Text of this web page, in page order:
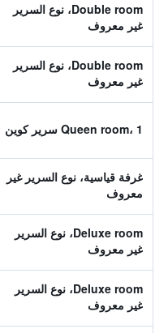
Double room، نوع السرير
غير معروف
Double room، نوع السرير
غير معروف
Queen room، 1 سرير كوين
غرفة قياسية، نوع السرير غير
معروف
Deluxe room، نوع السرير
غير معروف
Deluxe room، نوع السرير
غير معروف